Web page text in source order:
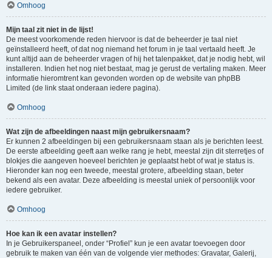
Omhoog
Mijn taal zit niet in de lijst!
De meest voorkomende reden hiervoor is dat de beheerder je taal niet
geïnstalleerd heeft, of dat nog niemand het forum in je taal vertaald heeft. Je
kunt altijd aan de beheerder vragen of hij het talenpakket, dat je nodig hebt, wil
installeren. Indien het nog niet bestaat, mag je gerust de vertaling maken. Meer
informatie hieromtrent kan gevonden worden op de website van phpBB
Limited (de link staat onderaan iedere pagina).
Omhoog
Wat zijn de afbeeldingen naast mijn gebruikersnaam?
Er kunnen 2 afbeeldingen bij een gebruikersnaam staan als je berichten leest.
De eerste afbeelding geeft aan welke rang je hebt, meestal zijn dit sterretjes of
blokjes die aangeven hoeveel berichten je geplaatst hebt of wat je status is.
Hieronder kan nog een tweede, meestal grotere, afbeelding staan, beter
bekend als een avatar. Deze afbeelding is meestal uniek of persoonlijk voor
iedere gebruiker.
Omhoog
Hoe kan ik een avatar instellen?
In je Gebruikerspaneel, onder “Profiel” kun je een avatar toevoegen door
gebruik te maken van één van de volgende vier methodes: Gravatar, Galerij,